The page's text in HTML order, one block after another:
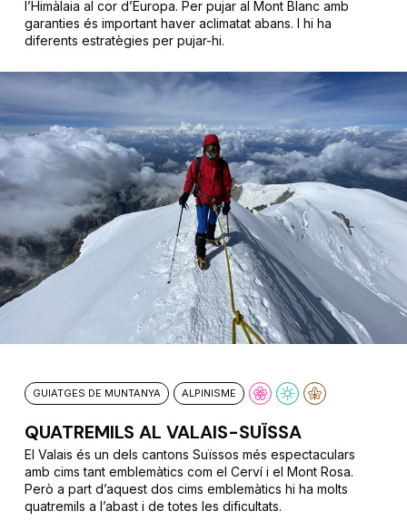
l’Himàlaia al cor d’Europa. Per pujar al Mont Blanc amb
garanties és important haver aclimatat abans. I hi ha
diferents estratègies per pujar-hi.
GUIATGES DE MUNTANYA ALPINISME
QUATREMILS AL VALAIS-SUÏSSA
El Valais és un dels cantons Suïssos més espectaculars
amb cims tant emblemàtics com el Cerví i el Mont Rosa.
Però a part d’aquest dos cims emblemàtics hi ha molts
quatremils a l’abast i de totes les dificultats.